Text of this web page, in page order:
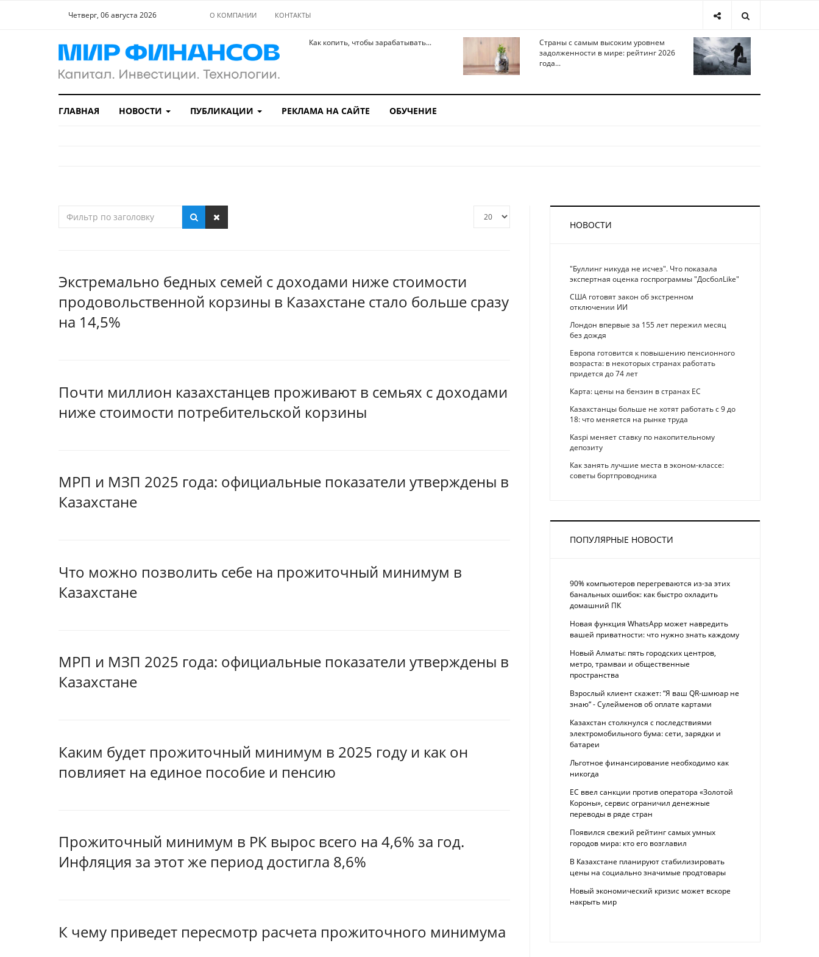
Четверг, 06 августа 2026 О КОМПАНИИ КОНТАКТЫ
Как копить, чтобы зарабатывать...
Страны с самым высоким уровнем
задолженности в мире: рейтинг 2026
года...
ГЛАВНАЯ НОВОСТИ ПУБЛИКАЦИИ РЕКЛАМА НА САЙТЕ ОБУЧЕНИЕ
Экстремально бедных семей с доходами ниже стоимости
продовольственной корзины в Казахстане стало больше сразу
на 14,5%
Почти миллион казахстанцев проживают в семьях с доходами
ниже стоимости потребительской корзины
МРП и МЗП 2025 года: официальные показатели утверждены в
Казахстане
Что можно позволить себе на прожиточный минимум в
Казахстане
МРП и МЗП 2025 года: официальные показатели утверждены в
Казахстане
Каким будет прожиточный минимум в 2025 году и как он
повлияет на единое пособие и пенсию
Прожиточный минимум в РК вырос всего на 4,6% за год.
Инфляция за этот же период достигла 8,6%
К чему приведет пересмотр расчета прожиточного минимума
НОВОСТИ
"Буллинг никуда не исчез". Что показала
экспертная оценка госпрограммы "ДосболLike"
США готовят закон об экстренном
отключении ИИ
Лондон впервые за 155 лет пережил месяц
без дождя
Европа готовится к повышению пенсионного
возраста: в некоторых странах работать
придется до 74 лет
Карта: цены на бензин в странах ЕС
Казахстанцы больше не хотят работать с 9 до
18: что меняется на рынке труда
Kaspi меняет ставку по накопительному
депозиту
Как занять лучшие места в эконом-классе:
советы бортпроводника
ПОПУЛЯРНЫЕ НОВОСТИ
90% компьютеров перегреваются из-за этих
банальных ошибок: как быстро охладить
домашний ПК
Новая функция WhatsApp может навредить
вашей приватности: что нужно знать каждому
Новый Алматы: пять городских центров,
метро, трамваи и общественные
пространства
Взрослый клиент скажет: “Я ваш QR-шмюар не
знаю“ - Сулейменов об оплате картами
Казахстан столкнулся с последствиями
электромобильного бума: сети, зарядки и
батареи
Льготное финансирование необходимо как
никогда
ЕС ввел санкции против оператора «Золотой
Короны», сервис ограничил денежные
переводы в ряде стран
Появился свежий рейтинг самых умных
городов мира: кто его возглавил
В Казахстане планируют стабилизировать
цены на социально значимые продтовары
Новый экономический кризис может вскоре
накрыть мир